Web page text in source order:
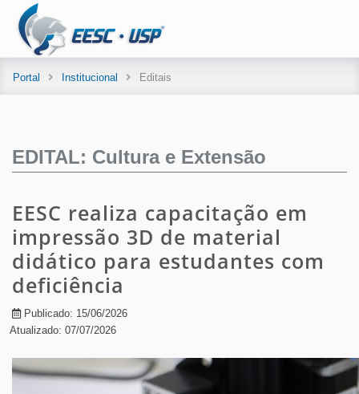
Portal Institucional Editais
EDITAL: Cultura e Extensão
EESC realiza capacitação em
impressão 3D de material
didático para estudantes com
deficiência
Publicado: 15/06/2026
Atualizado: 07/07/2026